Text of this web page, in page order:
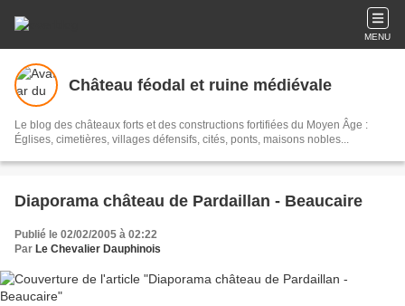
MENU
Château féodal et ruine médiévale
Le blog des châteaux forts et des constructions fortifiées du Moyen Âge :
Églises, cimetières, villages défensifs, cités, ponts, maisons nobles...
Diaporama château de Pardaillan - Beaucaire
Publié le 02/02/2005 à 02:22
Par Le Chevalier Dauphinois